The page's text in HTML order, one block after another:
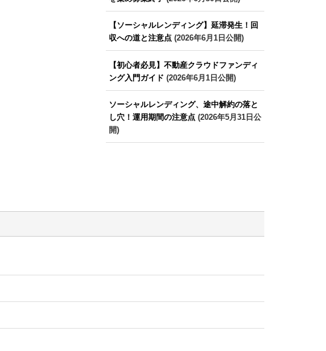
【ソーシャルレンディング】延滞発生！回
収への道と注意点(2026年6月1日公開)
【初心者必見】不動産クラウドファンディ
ング入門ガイド (2026年6月1日公開)
ソーシャルレンディング、途中解約の落と
し穴！運用期間の注意点(2026年5月31日公
開)